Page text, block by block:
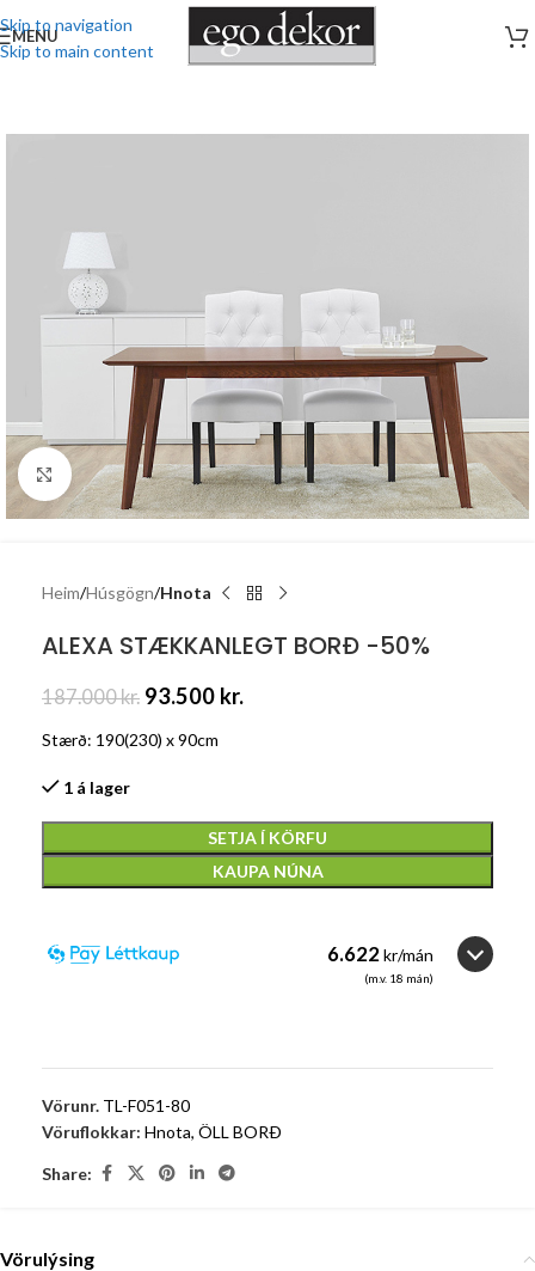
Skip to navigation
Skip to main content
MENU
Stækka mynd
Heim Húsgögn Hnota
ALEXA STÆKKANLEGT BORÐ -50%
187.000kr. 93.500 kr.
Stærð: 190(230) x 90cm
1 á lager
SETJA Í KÖRFU
KAUPA NÚNA
6.622kr/mán
(m.v. 18 mán)
Vörunr. TL-F051-80
Vöruflokkar: Hnota, ÖLL BORÐ
Share:
Vörulýsing